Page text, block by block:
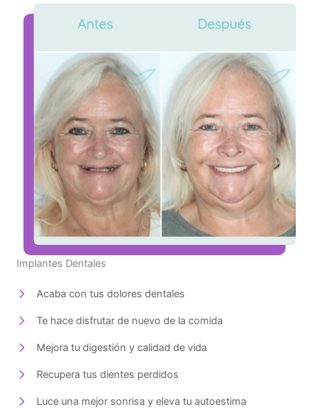
Implantes Dentales
Acaba con tus dolores dentales
Te hace disfrutar de nuevo de la comida
Mejora tu digestión y calidad de vida
Recupera tus dientes perdidos
Luce una mejor sonrisa y eleva tu autoestima